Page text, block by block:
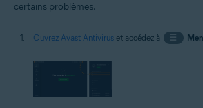
certains problèmes.
Ouvrez Avast Antivirus et accédez à ☰